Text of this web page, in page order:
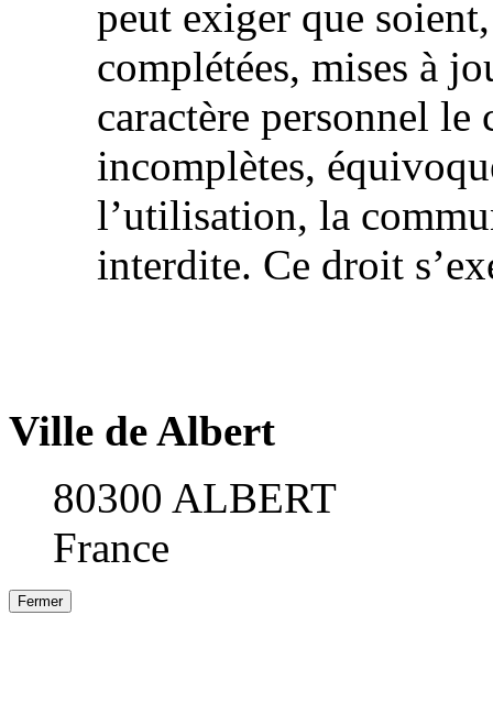
peut exiger que
complétées, mises à
caractère personnel
incomplètes,
l’utilisation, la
interdite. Ce droit
Ville de Albert
80300 ALBERT
France
Fermer